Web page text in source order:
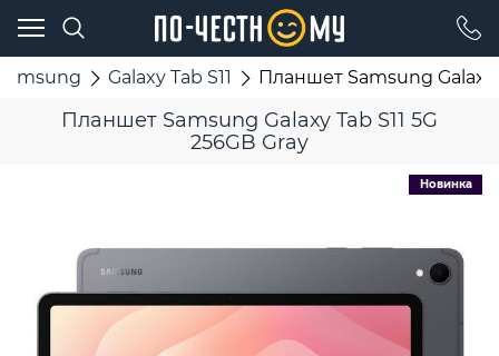
Galaxy Tab S11 Планшет Samsung Galaxy
Планшет Samsung Galaxy Tab S11 5G
256GB Gray
Новинка